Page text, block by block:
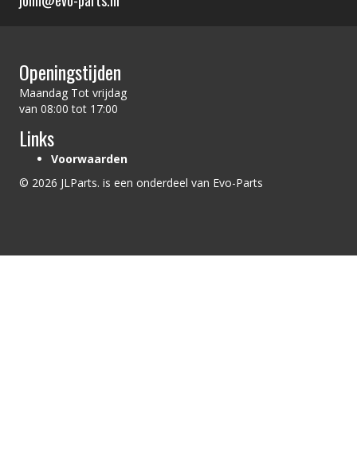
Openingstijden
Maandag Tot vrijdag
van 08:00 tot 17:00
Links
Voorwaarden
© 2026 JLParts. is een onderdeel van Evo-Parts